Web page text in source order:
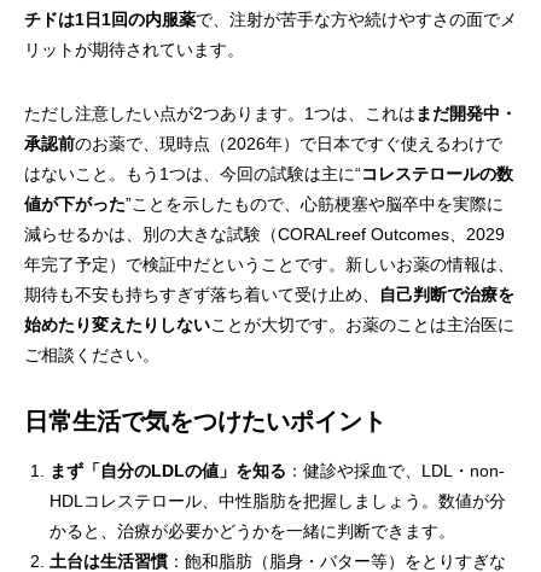
チドは1日1回の内服薬で、注射が苦手な方や続けやすさの面でメ
リットが期待されています。
ただし注意したい点が2つあります。1つは、これは まだ開発中・
承認前のお薬で、現時点（2026年）で日本ですぐ使えるわけで
はないこと。もう1つは、今回の試験は主に“コレステロールの数
値が下がった”ことを示したもので、心筋梗塞や脳卒中を実際に
減らせるかは、別の大きな試験（CORALreef Outcomes、2029
年完了予定）で検証中だということです。新しいお薬の情報は、
期待も不安も持ちすぎず落ち着いて受け止め、
自己判断で治療を
始めたり変えたりしないことが大切です。お薬のことは主治医に
ご相談ください。
日常生活で気をつけたいポイント
まず「自分のLDLの値」を知る ：健診や採血で、LDL・non-
HDLコレステロール、中性脂肪を把握しましょう。数値が分
かると、治療が必要かどうかを一緒に判断できます。
土台は生活習慣 ：飽和脂肪（脂身・バター等）をとりすぎな